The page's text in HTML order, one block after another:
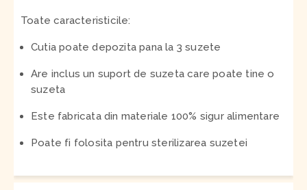
Toate caracteristicile:
Cutia poate depozita pana la 3 suzete
Are inclus un suport de suzeta care poate tine o
suzeta
Este fabricata din materiale 100% sigur alimentare
Poate fi folosita pentru sterilizarea suzetei